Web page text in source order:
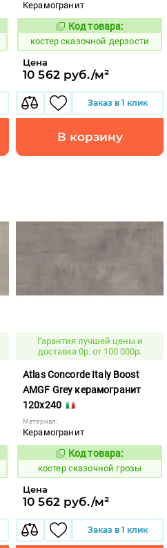
Керамогранит
807895
Код товара:
костер сказочной дерзости
Цена
10 562 руб./м²
Заказ в 1 клик
В корзину
Гарантия лучшей цены и
доставка 0р. от 100 000р.
Atlas Concorde Italy Boost
AMGF Grey керамогранит
120x240
Материал:
Керамогранит
807894
Код товара:
костер сказочной грозы
Цена
10 562 руб./м²
Заказ в 1 клик